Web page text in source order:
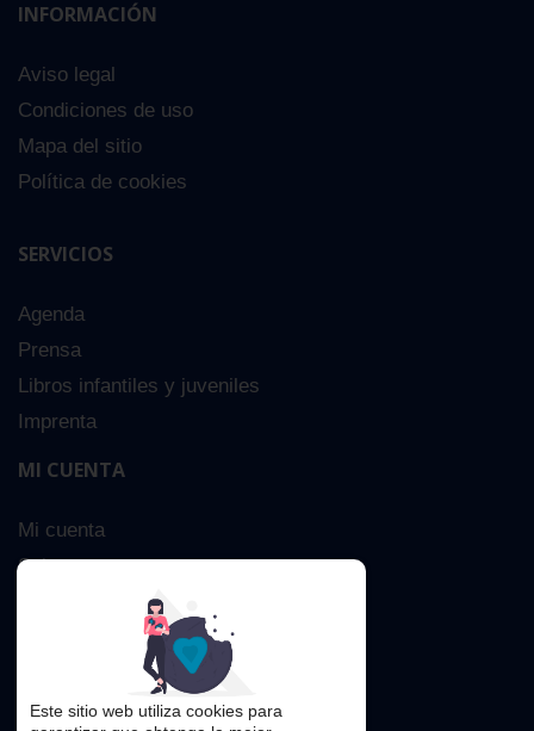
INFORMACIÓN
Aviso legal
Condiciones de uso
Mapa del sitio
Política de cookies
SERVICIOS
Agenda
Prensa
Libros infantiles y juveniles
Imprenta
MI CUENTA
Mi cuenta
Sobre nosotros
Búsqueda Avanzada
Este sitio web utiliza cookies para